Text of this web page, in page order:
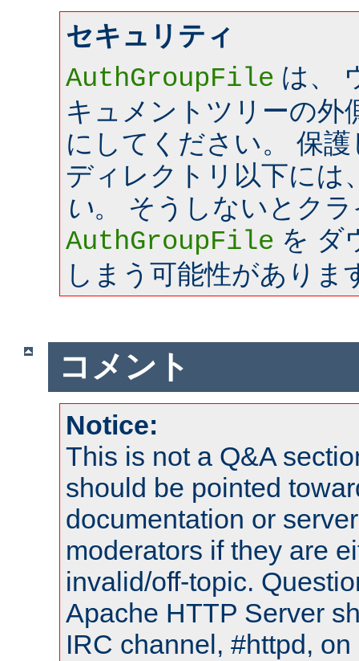
セキュリティ
AuthGroupFile は、
キュメントツリーの外
にしてください。 保
ディレクトリ以下には
い。 そうしないとク
AuthGroupFile を ダ
しまう可能性がありま
コメント
Notice:
This is not a Q&A
should be pointed
documentation or
moderators if they are
invalid/off-topic.
Apache HTTP Server
IRC channel, #httpd,